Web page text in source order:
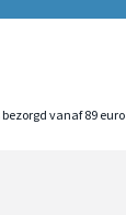
vanaf 89 euro